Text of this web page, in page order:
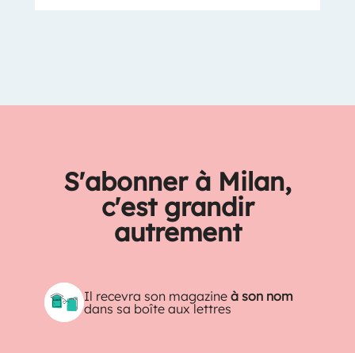
S'abonner à Milan,
c'est grandir
autrement
Il recevra son magazineà son nom
dans sa boîte aux lettres